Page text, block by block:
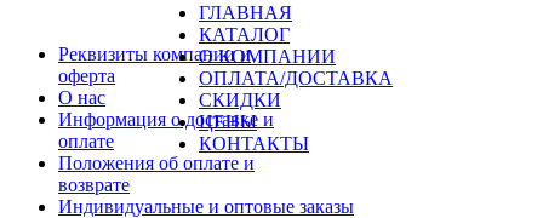
ГЛАВНАЯ
КАТАЛОГ
О КОМПАНИИ
ОПЛАТА/ДОСТАВКА
СКИДКИ
ЦЕНЫ
КОНТАКТЫ
Реквизиты компании и
оферта
О нас
Информация о доставке и
оплате
Положения об оплате и
возврате
Индивидуальные и оптовые заказы